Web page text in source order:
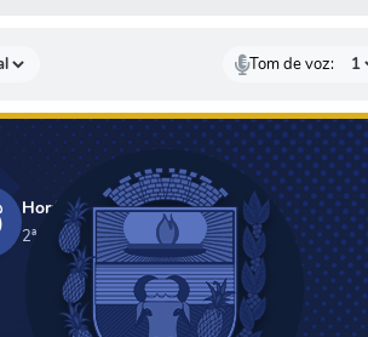
Tom de voz:
Horário de Funcionamento
2ª a 6ª - 08h às 11h e 13h âs 17h